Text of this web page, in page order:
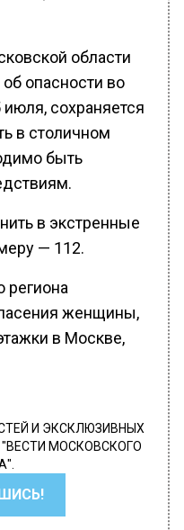
области
опасности во
сохраняется
в столичном
быть
в экстренные
— 112.
региона
женщины,
в Москве,
И ЭКСКЛЮЗИВНЫХ
МОСКОВСКОГО